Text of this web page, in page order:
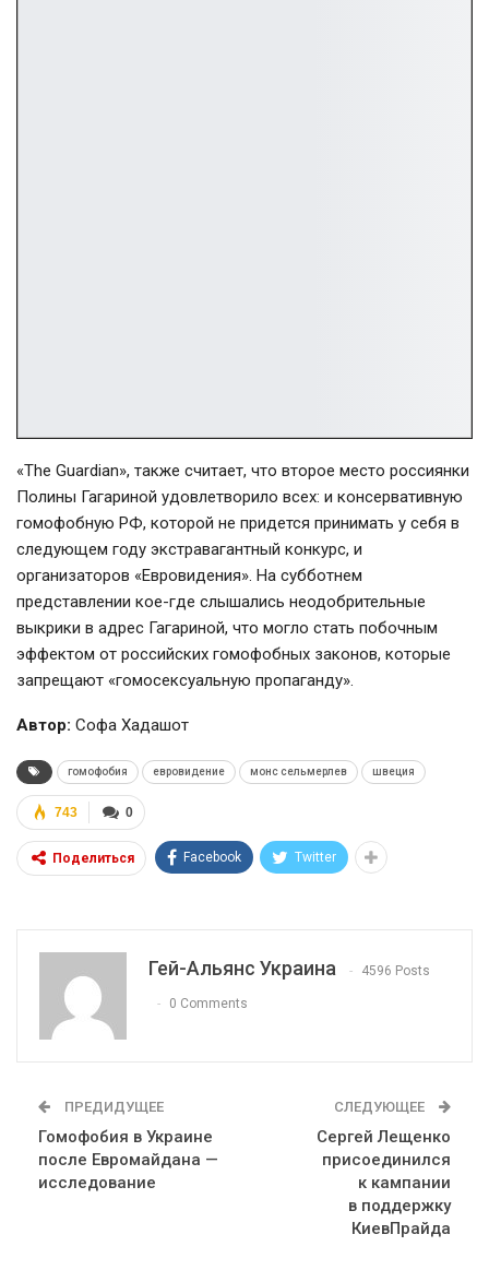
«The Guardian», также считает, что второе место россиянки
Полины Гагариной удовлетворило всех: и консервативную
гомофобную РФ, которой не придется принимать у себя в
следующем году экстравагантный конкурс, и
организаторов «Евровидения». На субботнем
представлении кое-где слышались неодобрительные
выкрики в адрес Гагариной, что могло стать побочным
эффектом от российских гомофобных законов, которые
запрещают «гомосексуальную пропаганду».
Автор: Софа Хадашот
гомофобия евровидение монс сельмерлев швеция
0
743
Поделиться Facebook Twitter
Гей-Альянс Украина 4596 Posts
0 Comments
ПРЕДИДУЩЕЕ
Гомофобия в Украине
после Евромайдана —
исследование
СЛЕДУЮЩЕЕ
Сергей Лещенко
присоединился
к кампании
в поддержку
КиевПрайда